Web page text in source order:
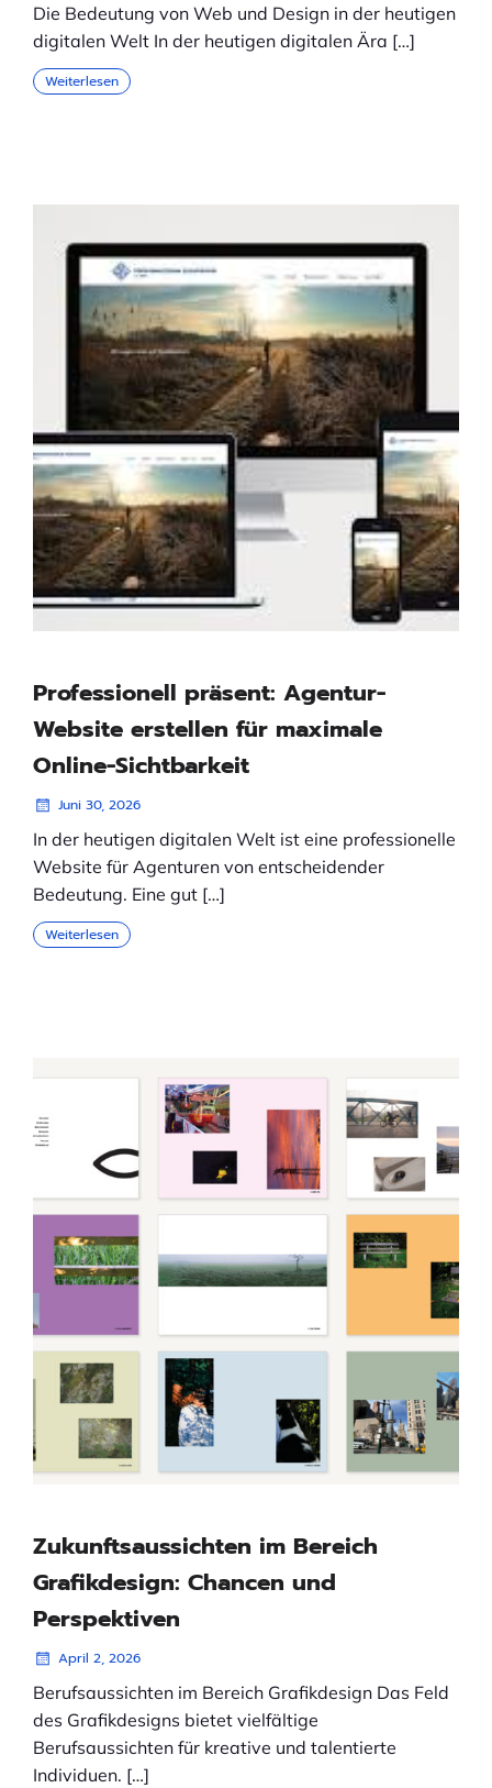
Die Bedeutung von Web und Design in der heutigen
digitalen Welt In der heutigen digitalen Ära […]
Weiterlesen
Professionell präsent: Agentur-
Website erstellen für maximale
Online-Sichtbarkeit
Juni 30, 2026
In der heutigen digitalen Welt ist eine professionelle
Website für Agenturen von entscheidender
Bedeutung. Eine gut […]
Weiterlesen
Zukunftsaussichten im Bereich
Grafikdesign: Chancen und
Perspektiven
April 2, 2026
Berufsaussichten im Bereich Grafikdesign Das Feld
des Grafikdesigns bietet vielfältige
Berufsaussichten für kreative und talentierte
Individuen. […]